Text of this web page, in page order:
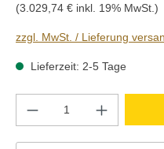
(3.029,74 € inkl. 19% MwSt.)
zzgl. MwSt. / Lieferung
Lieferzeit: 2-5 Tage
Produkt Anzahl: